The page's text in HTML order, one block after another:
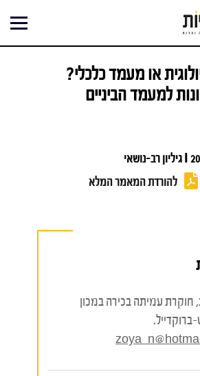
או מעמד כלכלי?
למעמד הביניים
להורדת המאמר המלא
חוקרת עמיתה בכירה במכון
ברוקדייל.